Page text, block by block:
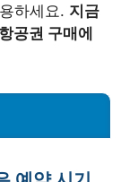
하세요. 지금
공권 구매에